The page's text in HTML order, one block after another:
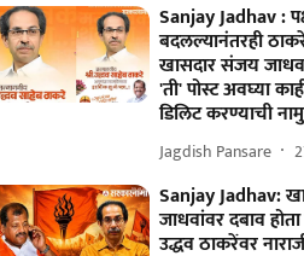
Sanjay Jadhav :
बदलल्यानंतरही
खासदार संजय
'ती' पोस्ट अवघ्या
डिलिट करण्याची
Jagdish Pansare
Sanjay Jadhav:
जाधवांवर दबाव
उद्धव ठाकरेंवर